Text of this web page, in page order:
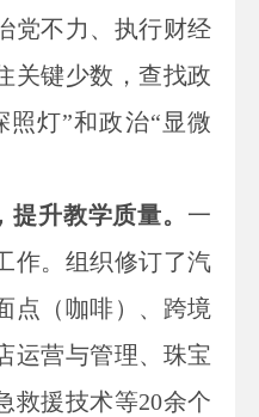
党不力、执行财经
关键少数，查找政
灯”和政治“显微
升教学质量。 一
作。组织修订了汽
点（咖啡）、跨境
运营与管理、珠宝
救援技术等20余个